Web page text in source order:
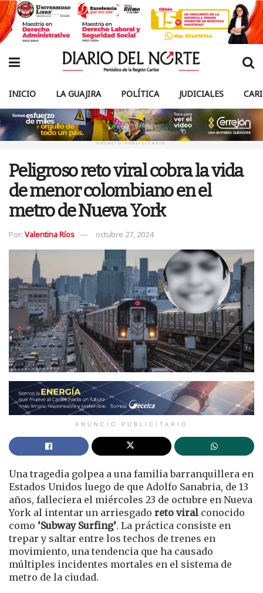
INICIO LA GUAJIRA POLÍTICA JUDICIALES
ANUNCIO PUBLICITARIO
Peligroso reto viral cobra la vida
de menor colombiano en el
metro de Nueva York
Por: Valentina Ríos octubre 27, 2024
ANUNCIO PUBLICITARIO
Una tragedia golpea a una familia barranquillera en
Estados Unidos luego de que Adolfo Sanabria, de 13
años, falleciera el miércoles 23 de octubre en Nueva
York al intentar un arriesgado reto viral conocido
como ‘Subway Surfing’. La práctica consiste en
trepar y saltar entre los techos de trenes en
movimiento, una tendencia que ha causado
múltiples incidentes mortales en el sistema de
metro de la ciudad.